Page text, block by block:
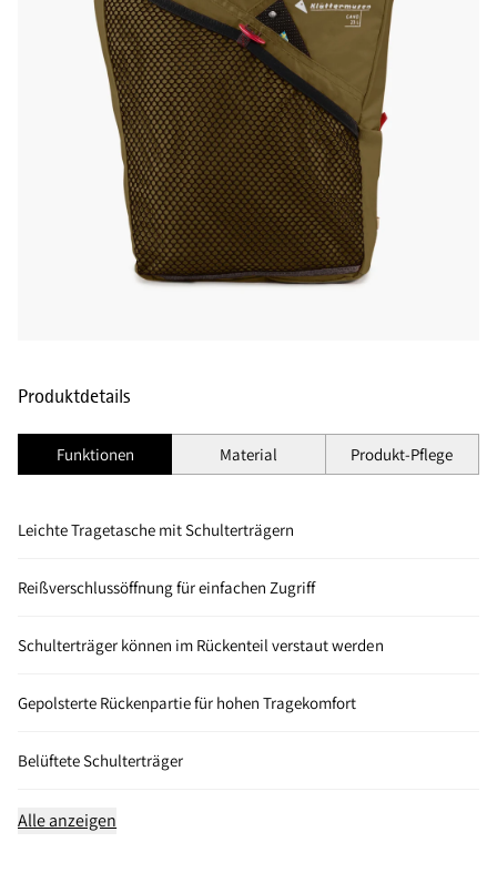
Produktdetails
Funktionen Material Produkt-Pflege
Leichte Tragetasche mit Schulterträgern
Reißverschlussöffnung für einfachen Zugriff
Schulterträger können im Rückenteil verstaut werden
Gepolsterte Rückenpartie für hohen Tragekomfort
Belüftete Schulterträger
Alle anzeigen